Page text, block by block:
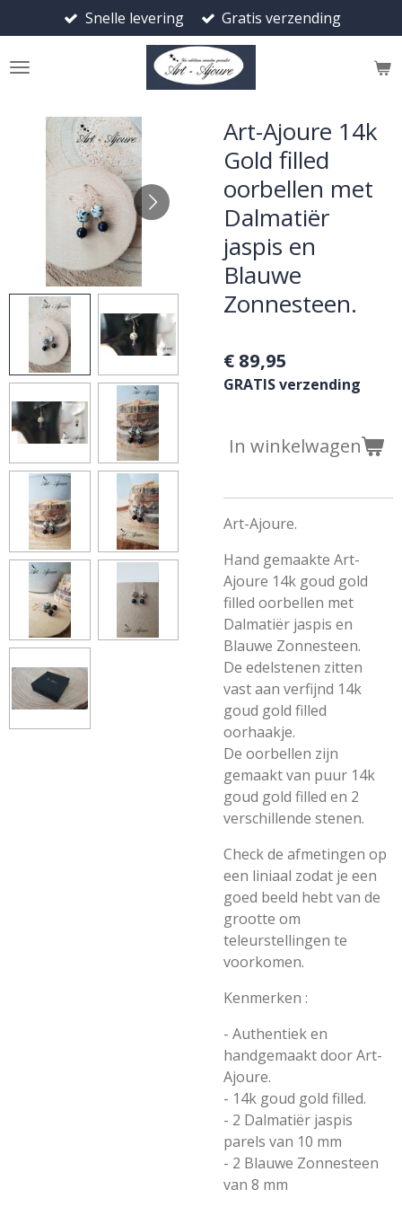
direct
naar
Snelle levering Gratis verzending
Art-Ajoure 14k
Gold filled
oorbellen met
Dalmatiër
jaspis en
Blauwe
Zonnesteen.
€ 89,95
GRATIS verzending
In winkelwagen
Art-Ajoure.
Hand gemaakte Art-
Ajoure 14k goud gold
filled oorbellen met
Dalmatiër jaspis en
Blauwe Zonnesteen.
De edelstenen zitten
vast aan verfijnd 14k
goud gold filled
oorhaakje.
De oorbellen zijn
gemaakt van puur 14k
goud gold filled en 2
verschillende stenen.
Check de afmetingen op
een liniaal zodat je een
goed beeld hebt van de
grootte om
teleurstellingen te
voorkomen.
Kenmerken :
- Authentiek en
handgemaakt door Art-
Ajoure.
- 14k goud gold filled.
- 2 Dalmatiër jaspis
parels van 10 mm
- 2 Blauwe Zonnesteen
van 8 mm